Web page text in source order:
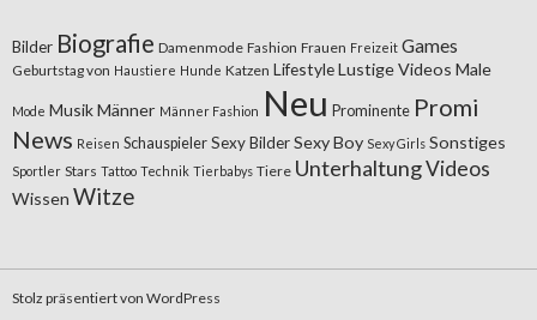
Bilder Biografie Damenmode Fashion Frauen Freizeit Games
Geburtstag von Haustiere Hunde Katzen LifestyleLustige Videos Male
Mode MusikMänner Männer Fashion Neu Prominente Promi
News Reisen Schauspieler Sexy BilderSexy Boy Sexy Girls Sonstiges
Sportler Stars Tattoo Technik Tierbabys Tiere UnterhaltungVideos
Wissen Witze
Stolz präsentiert von WordPress